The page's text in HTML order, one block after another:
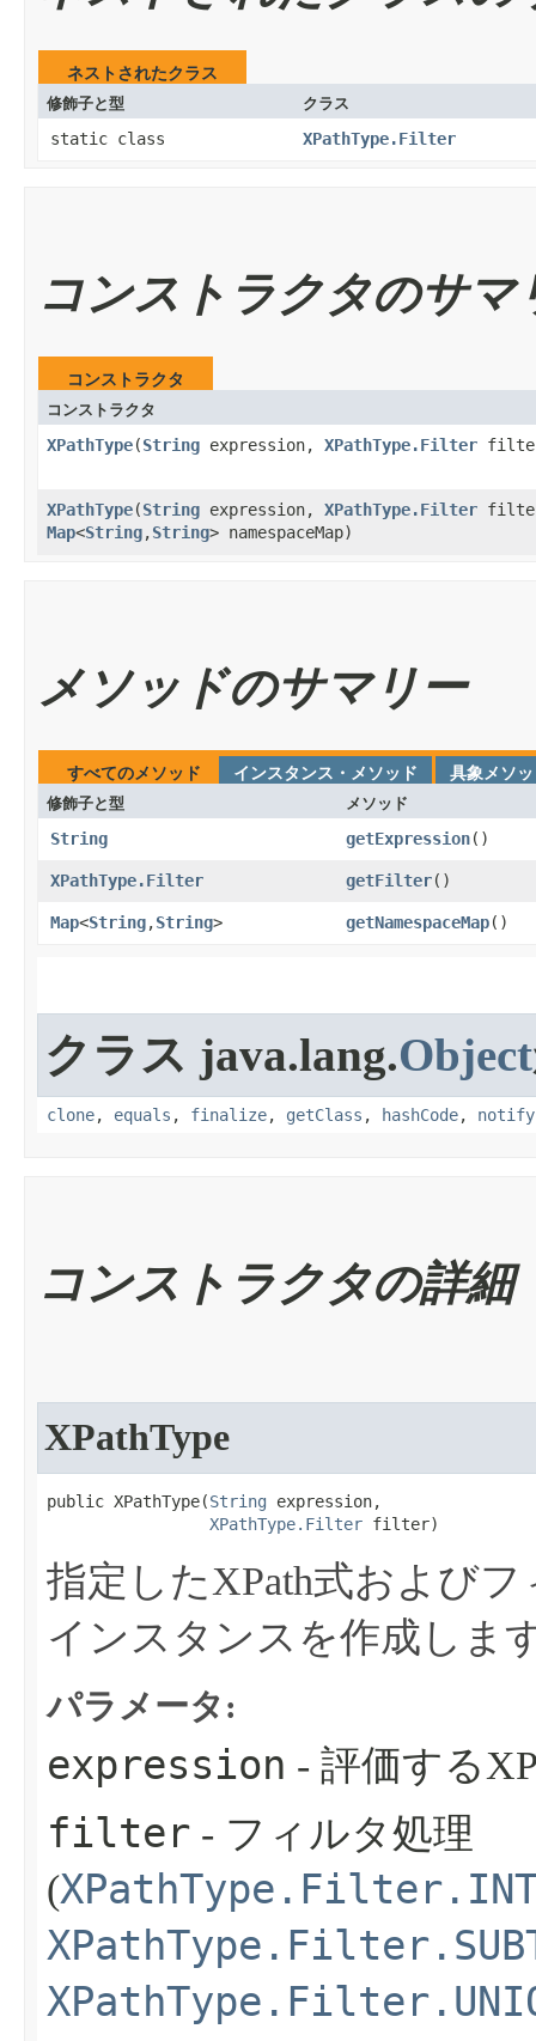
ネストされたクラス
修飾子と型
クラス
static class XPathType.Filter
コンストラクタのサマ
コンストラクタ
コンストラクタ
XPathType​(String expression, XPathType.Filter
XPathType​(String expression, XPathType.Filter
Map<String,String> namespaceMap)
メソッドのサマリー
すべてのメソッド インスタンス・メソッド
具象メソ
修飾子と型
メソッド
String getExpression​()
XPathType.Filter getFilter​()
Map<String,String> getNamespaceMap​()
クラス java.lang.Object
clone, equals , finalize, getClass , hashCode, notify
コンストラクタの詳細
XPathType
public XPathType​(String expression,
XPathType.Filter filter)
指定したXPath式および
インスタンスを作成しま
パラメータ:
expression - 評価する
filter - フィルタ処理
(